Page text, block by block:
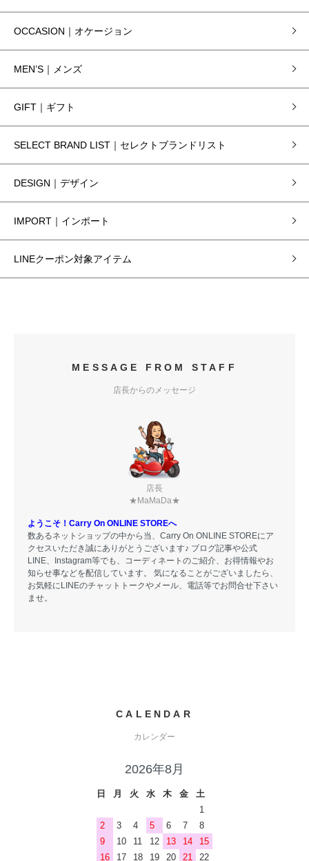
OCCASION｜オケージョン
MEN’S｜メンズ
GIFT｜ギフト
SELECT BRAND LIST｜セレクトブランドリスト
DESIGN｜デザイン
IMPORT｜インポート
LINEクーポン対象アイテム
MESSAGE FROM STAFF
店長からのメッセージ
店長
★MaMaDa★
ようこそ！Carry On ONLINE STOREへ
数あるネットショップの中から当、Carry On ONLINE STOREにア
クセスいただき誠にありがとうございます♪ ブログ記事や公式
LINE、Instagram等でも、コーディネートのご紹介、お得情報やお
知らせ事などを配信しています。 気になることがございましたら、
お気軽にLINEのチャットトークやメール、電話等でお問合せ下さい
ませ。
CALENDAR
カレンダー
2026年8月
日 月 火 水 木 金
土
1
2
3 4 5 6 7
8
9
10 11 12 13 14
15
16
17 18 19 20 21 22